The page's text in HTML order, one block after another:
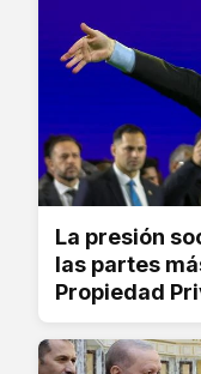
La presión
las partes
Propiedad